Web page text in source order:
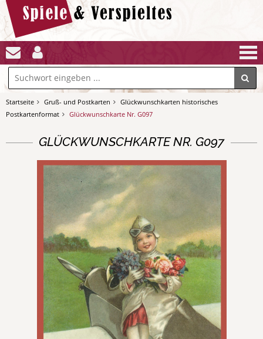
Startseite Gruß- und Postkarten
Glückwunschkarten historisches
Postkartenformat
Glückwunschkarte Nr. G097
GLÜCKWUNSCHKARTE NR. G097